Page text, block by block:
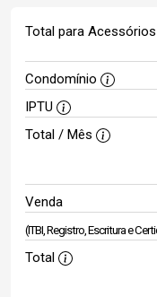
Total para Acessórios
Condomínio
IPTU
Total / Mês
Venda
(ITBI, Registro, Escritura e
Total